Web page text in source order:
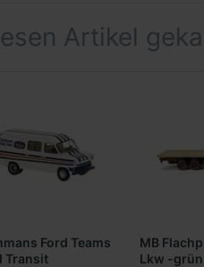
Artikel
Ford Teams
Transit
MB
Lkw -